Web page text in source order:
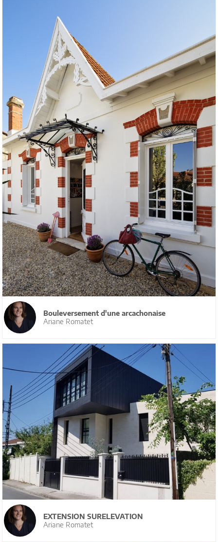
Bouleversement d'une arcachonaise
Ariane Romatet
EXTENSION SURELEVATION
Ariane Romatet